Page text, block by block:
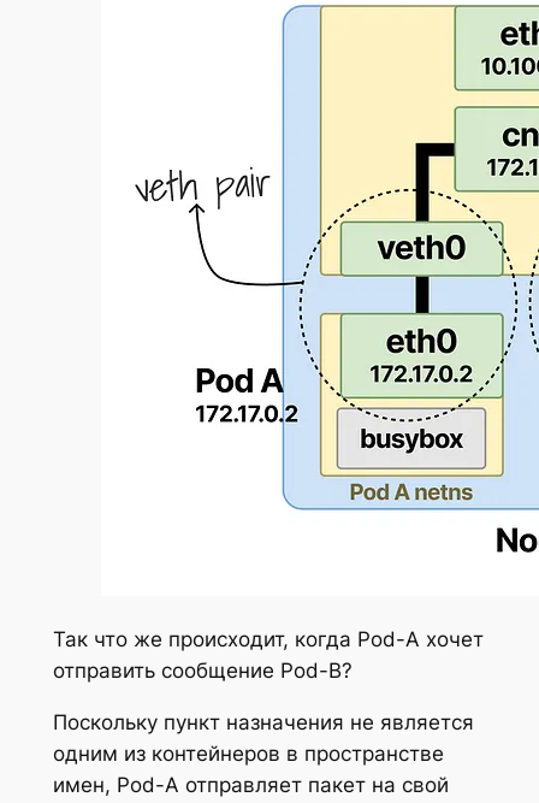
Так что же происходит, когда Pod-A хочет
отправить сообщение Pod-B?
Поскольку пункт назначения не является
одним из контейнеров в пространстве
имен, Pod-A отправляет пакет на свой